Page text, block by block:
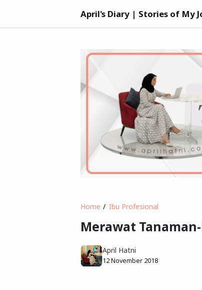
April's Diary | Stories of My
Home Ibu Profesional
Merawat
April Hatni
12 November 2018